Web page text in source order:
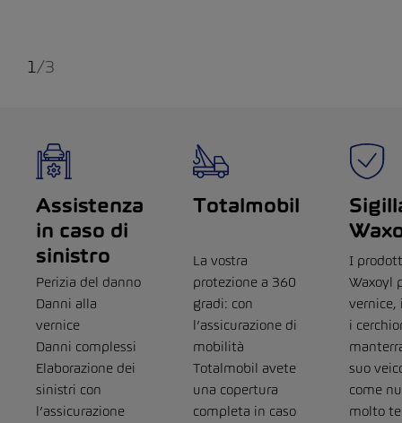
1/3
Assistenza
in caso di
sinistro
Perizia del danno
Danni alla
vernice
Danni complessi
Elaborazione dei
sinistri con
l’assicurazione
Totalmobil
La vostra
protezione a 360
gradi: con
l’assicurazione di
mobilità
Totalmobil avete
una copertura
completa in caso
I
Waxoyl
vernice,
i
suo
come
molto